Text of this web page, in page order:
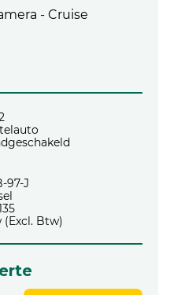
- Cruise
97-J
(Excl. Btw)